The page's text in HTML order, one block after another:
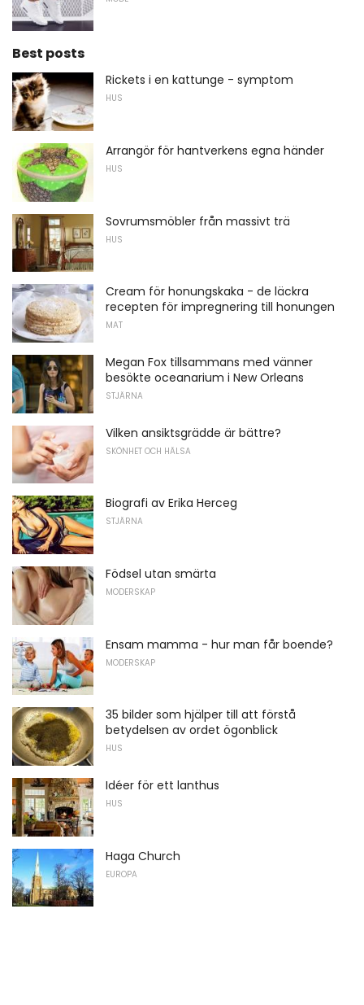
Best posts
Rickets i en kattunge - symptom
HUS
Arrangör för hantverkens egna händer
HUS
Sovrumsmöbler från massivt trä
HUS
Cream för honungskaka - de läckra
recepten för impregnering till honungen
MAT
Megan Fox tillsammans med vänner
besökte oceanarium i New Orleans
STJÄRNA
Vilken ansiktsgrädde är bättre?
SKÖNHET OCH HÄLSA
Biografi av Erika Herceg
STJÄRNA
Födsel utan smärta
MODERSKAP
Ensam mamma - hur man får boende?
MODERSKAP
35 bilder som hjälper till att förstå
betydelsen av ordet ögonblick
HUS
Idéer för ett lanthus
HUS
Haga Church
EUROPA